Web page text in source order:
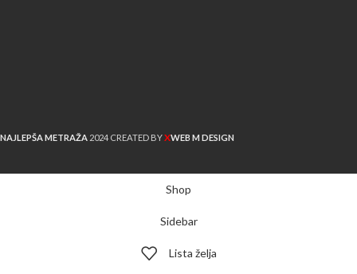
NAJLEPŠA METRAŽA 2024 CREATED BYXWEB M DESIGN
Shop
Sidebar
Lista želja